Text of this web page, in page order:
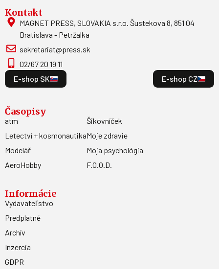
Kontakt
MAGNET PRESS, SLOVAKIA s.r.o. Šustekova 8, 851 04
Bratislava - Petržalka
sekretariat@press.sk
02/67 20 19 11
E-shop SK
E-shop CZ
Časopisy
atm
Letectví + kosmonautika
Modelář
AeroHobby
Šikovníček
Moje zdravie
Moja psychológia
F.O.O.D.
Informácie
Vydavateľstvo
Predplatné
Archív
Inzercia
GDPR